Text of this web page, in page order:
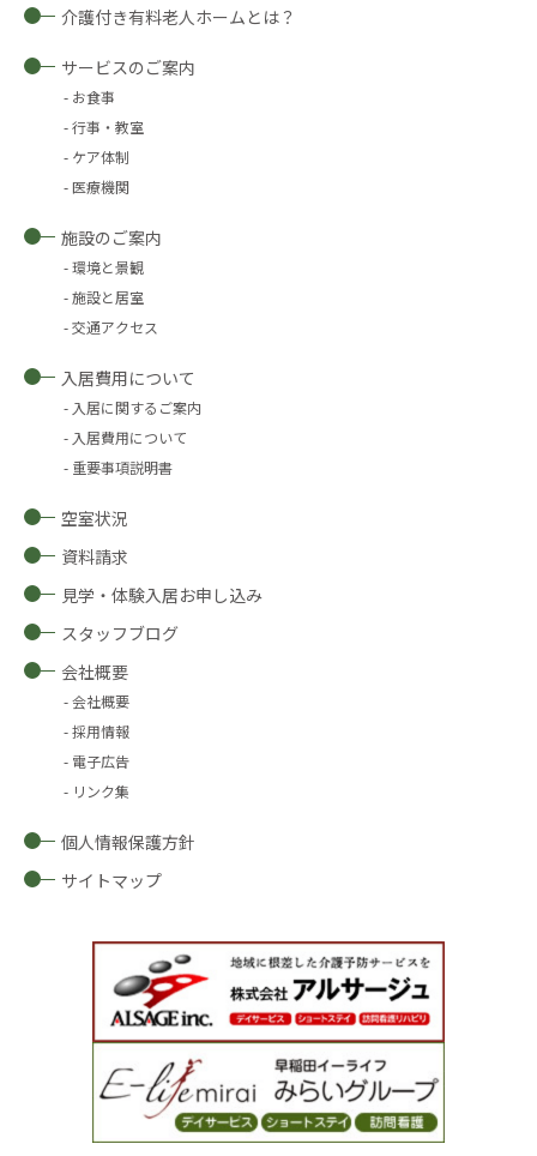
介護付き有料老人ホームとは？
サービスのご案内
お食事
行事・教室
ケア体制
医療機関
施設のご案内
環境と景観
施設と居室
交通アクセス
入居費用について
入居に関するご案内
入居費用について
重要事項説明書
空室状況
資料請求
見学・体験入居お申し込み
スタッフブログ
会社概要
会社概要
採用情報
電子広告
リンク集
個人情報保護方針
サイトマップ